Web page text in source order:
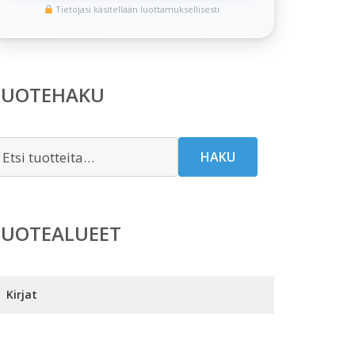
Tietojasi käsitellään luottamuksellisesti
HAKU
Kirjat